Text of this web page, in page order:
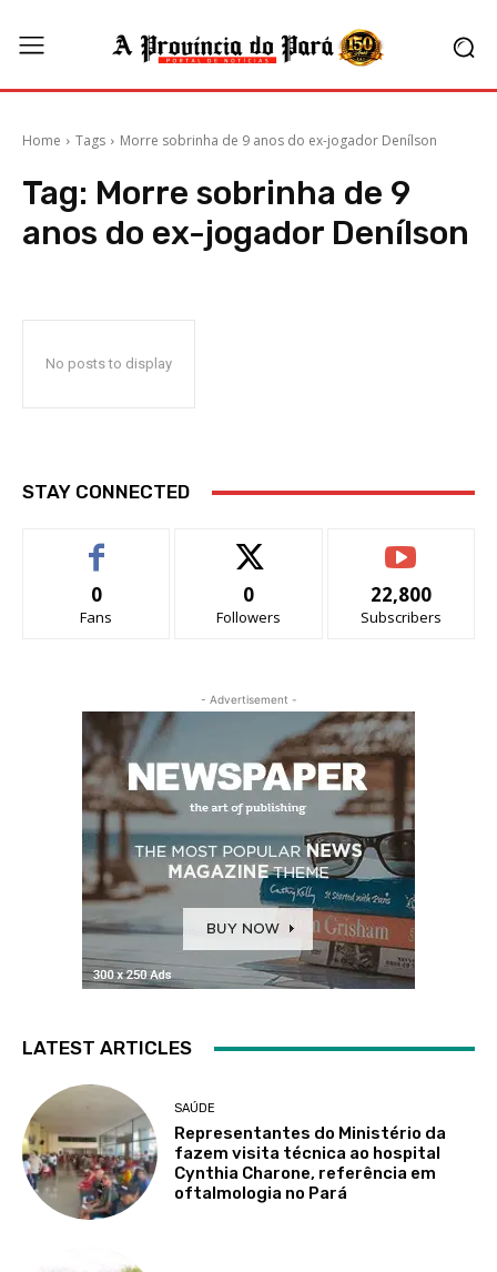
Home Tags Morre sobrinha de 9 anos do ex-jogador Denílson
Tag: Morre sobrinha de 9
anos do ex-jogador Denílson
No posts to display
STAY CONNECTED
0
Fans
0
Followers
22,800
Subscribers
- Advertisement -
LATEST ARTICLES
SAÚDE
Representantes do Ministério da
fazem visita técnica ao hospital
Cynthia Charone, referência em
oftalmologia no Pará